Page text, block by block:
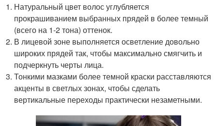
Натуральный цвет волос углубляется
прокрашиванием выбранных прядей в более темный
(всего на 1-2 тона) оттенок.
В лицевой зоне выполняется осветление довольно
широких прядей так, чтобы максимально смягчить и
подчеркнуть черты лица.
Тонкими мазками более темной краски расставляются
акценты в светлых зонах, чтобы сделать
вертикальные переходы практически незаметными.